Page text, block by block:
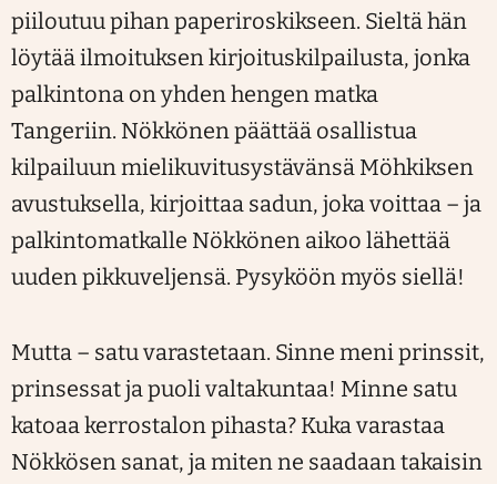
piiloutuu pihan paperiroskikseen. Sieltä hän
löytää ilmoituksen kirjoituskilpailusta, jonka
palkintona on yhden hengen matka
Tangeriin. Nökkönen päättää osallistua
kilpailuun mielikuvitusystävänsä Möhkiksen
avustuksella, kirjoittaa sadun, joka voittaa – ja
palkintomatkalle Nökkönen aikoo lähettää
uuden pikkuveljensä. Pysyköön myös siellä!
Mutta – satu varastetaan. Sinne meni prinssit,
prinsessat ja puoli valtakuntaa! Minne satu
katoaa kerrostalon pihasta? Kuka varastaa
Nökkösen sanat, ja miten ne saadaan takaisin